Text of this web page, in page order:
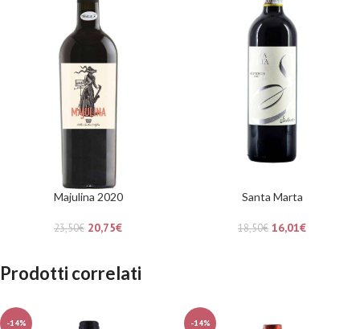
Majulina 2020
23,50€ 20,75€
Santa Marta
18,50€ 16,01€
Prodotti correlati
-14% -14%